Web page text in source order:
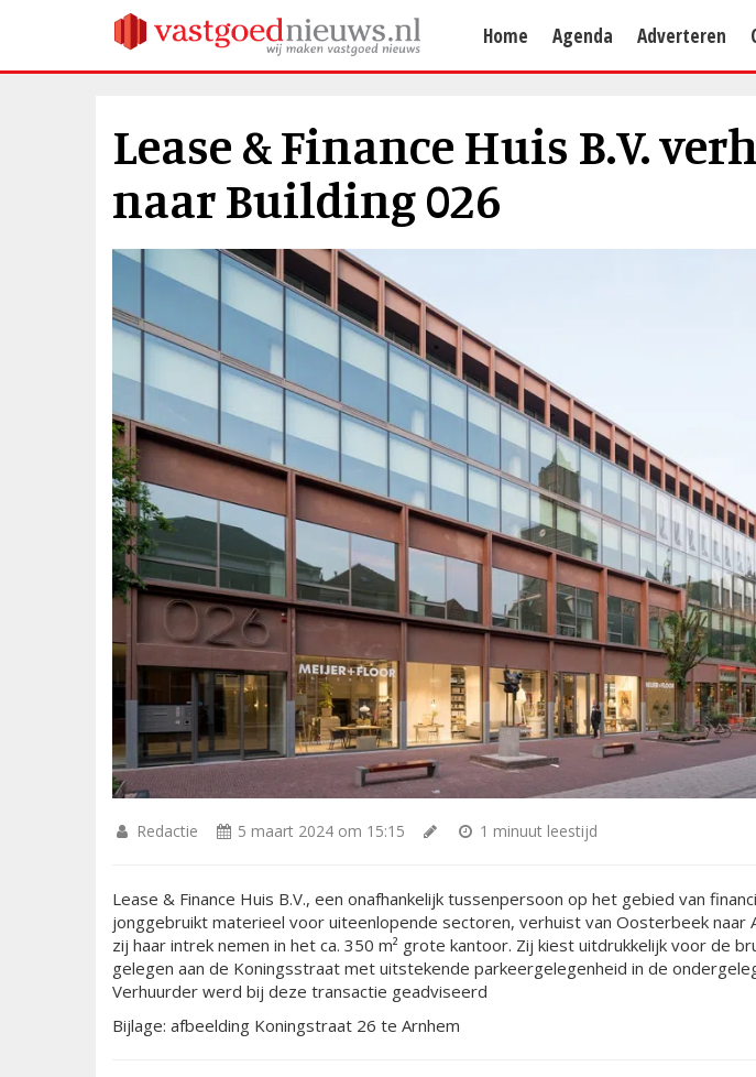
Home Agenda Adverteren
Lease & Finance Huis B.V.
naar Building 026
Redactie 5 maart 2024 om 15:15 1 minuut leestijd
Lease & Finance Huis B.V., een onafhankelijk tussenpersoon op het gebied van
jonggebruikt materieel voor uiteenlopende sectoren, verhuist van Oosterbeek naar
zij haar intrek nemen in het ca. 350 m² grote kantoor. Zij kiest uitdrukkelijk voor de
gelegen aan de Koningsstraat met uitstekende parkeergelegenheid in de
Verhuurder werd bij deze transactie geadviseerd
Bijlage: afbeelding Koningstraat 26 te Arnhem